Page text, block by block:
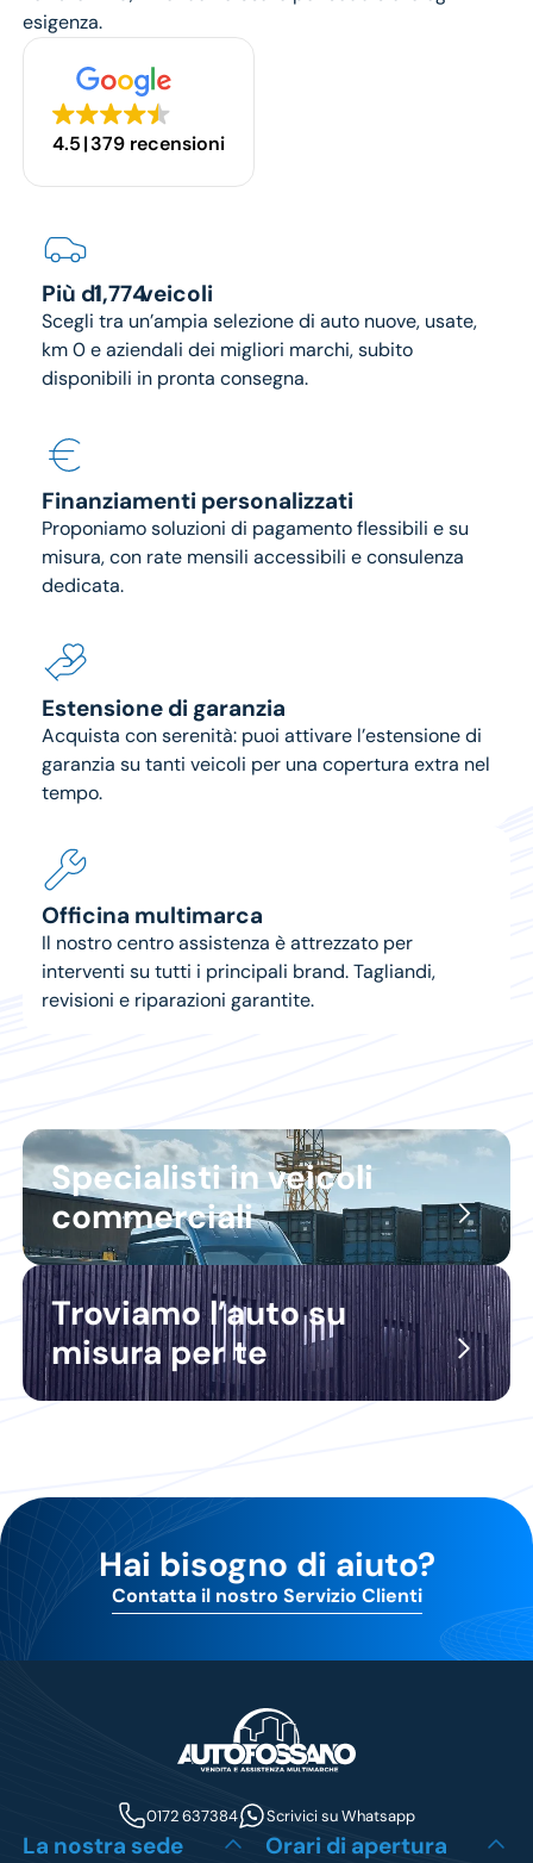
esigenza.
4.5 379 recensioni
Più di1774veicoli
Scegli tra un’ampia selezione di auto nuove, usate,
km 0 e aziendali dei migliori marchi, subito
disponibili in pronta consegna.
Finanziamenti personalizzati
Proponiamo soluzioni di pagamento flessibili e su
misura, con rate mensili accessibili e consulenza
dedicata.
Estensione di garanzia
Acquista con serenità: puoi attivare l’estensione di
garanzia su tanti veicoli per una copertura extra nel
tempo.
Officina multimarca
Il nostro centro assistenza è attrezzato per
interventi su tutti i principali brand. Tagliandi,
revisioni e riparazioni garantite.
Specialisti in veicoli
commerciali
Troviamo l’auto su
misura per te
Hai bisogno di aiuto?
Contatta il nostro Servizio Clienti
0172 637384 Scrivici su Whatsapp
La nostra sede
Orari di apertura